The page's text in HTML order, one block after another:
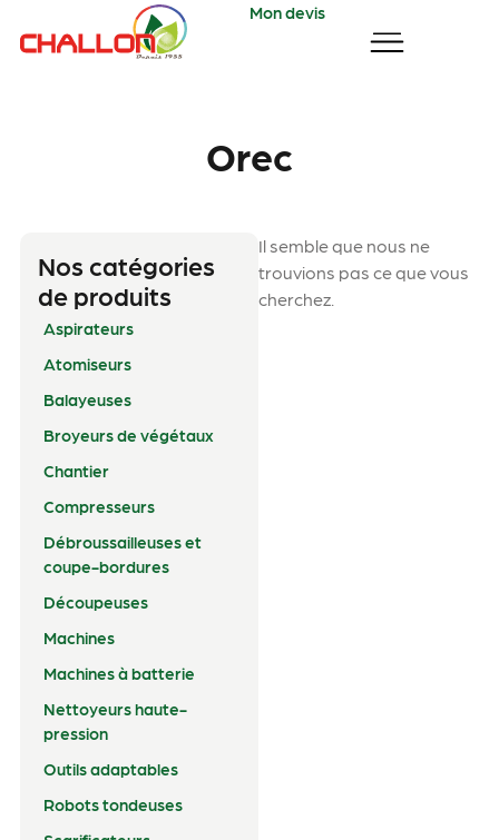
Mon devis
Orec
Nos catégories
de produits
Aspirateurs
Atomiseurs
Balayeuses
Broyeurs de végétaux
Chantier
Compresseurs
Débroussailleuses et
coupe-bordures
Découpeuses
Machines
Machines à batterie
Nettoyeurs haute-
pression
Outils adaptables
Robots tondeuses
Il semble que nous ne
trouvions pas ce que vous
cherchez.